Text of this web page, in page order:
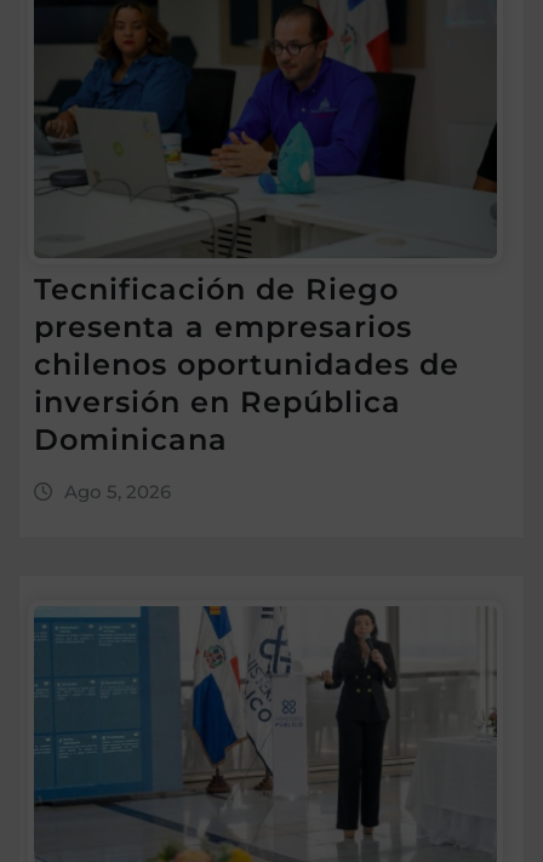
Tecnificación de Riego
presenta a empresarios
chilenos oportunidades de
inversión en República
Dominicana
Ago 5, 2026